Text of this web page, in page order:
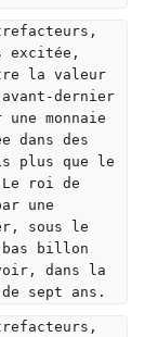
excitée,
la valeur
dernier
monnaie
dans des
plus que le
roi de
une
sous le
bas billon
dans la
sept ans.